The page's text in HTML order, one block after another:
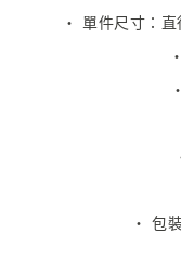
‧
單件尺寸：直
‧
‧
‧ 包